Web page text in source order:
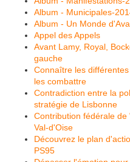
Album - Municipales-
Album - Un Monde
Appel des Appels
Avant Lamy, Royal,
gauche
Connaître les
les combattre
Contradiction entre la
stratégie de Lisbonne
Contribution fédérale
Val-d'Oise
Découvrez le plan
PS95